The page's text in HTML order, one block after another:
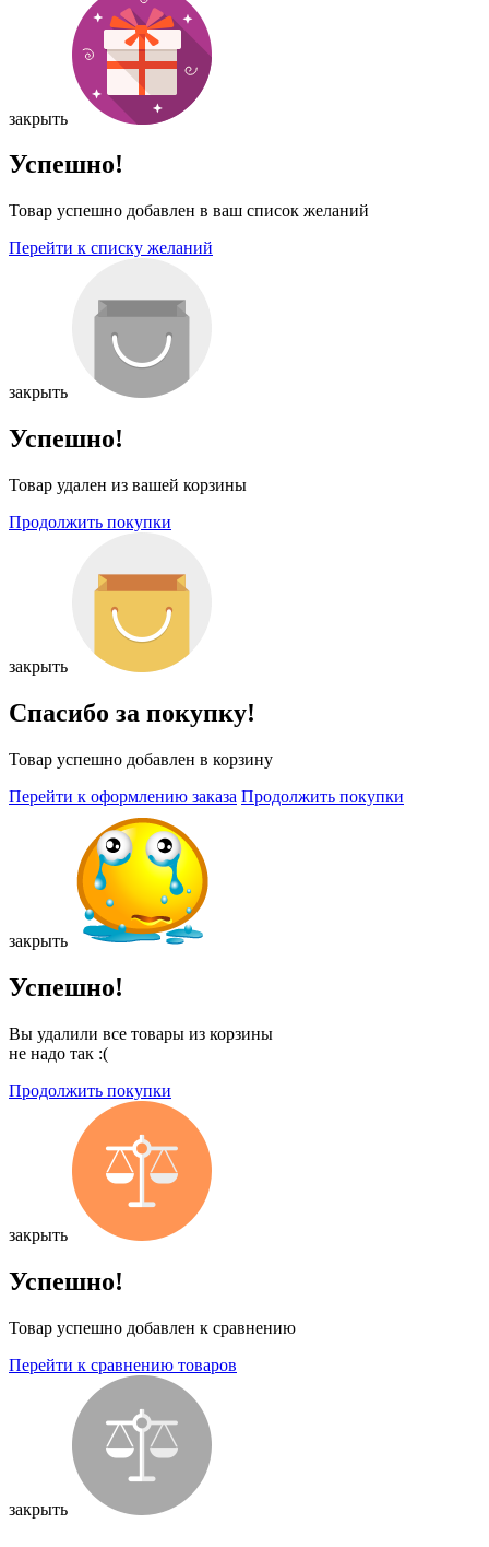
закрыть
Успешно!
Товар успешно добавлен в ваш список желаний
Перейти к списку желаний
закрыть
Успешно!
Товар удален из вашей корзины
Продолжить покупки
закрыть
Спасибо за покупку!
Товар успешно добавлен в корзину
Перейти к оформлению заказа Продолжить покупки
закрыть
Успешно!
Вы удалили все товары из корзины
не надо так :(
Продолжить покупки
закрыть
Успешно!
Товар успешно добавлен к сравнению
Перейти к сравнению товаров
закрыть